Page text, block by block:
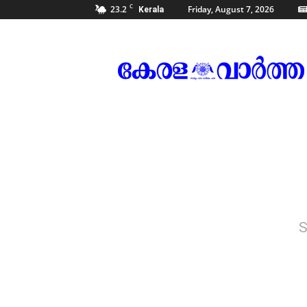
23.2 C Kerala Friday, August 7, 2026
Vartha